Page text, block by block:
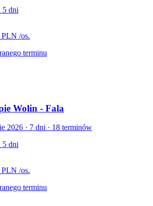
5 dni
PLN /os.
terminu
Wolin - Fala
2026 · 7 dni · 18 terminów
5 dni
PLN /os.
terminu